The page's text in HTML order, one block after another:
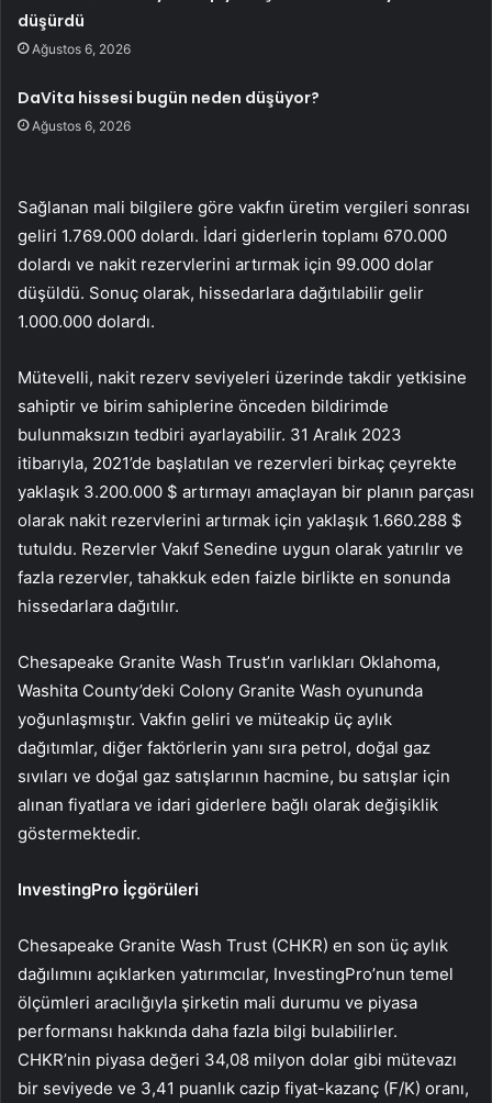
düşürdü
Ağustos 6, 2026
DaVita hissesi bugün neden düşüyor?
Ağustos 6, 2026
Sağlanan mali bilgilere göre vakfın üretim vergileri sonrası
geliri 1.769.000 dolardı. İdari giderlerin toplamı 670.000
dolardı ve nakit rezervlerini artırmak için 99.000 dolar
düşüldü. Sonuç olarak, hissedarlara dağıtılabilir gelir
1.000.000 dolardı.
Mütevelli, nakit rezerv seviyeleri üzerinde takdir yetkisine
sahiptir ve birim sahiplerine önceden bildirimde
bulunmaksızın tedbiri ayarlayabilir. 31 Aralık 2023
itibarıyla, 2021’de başlatılan ve rezervleri birkaç çeyrekte
yaklaşık 3.200.000 $ artırmayı amaçlayan bir planın parçası
olarak nakit rezervlerini artırmak için yaklaşık 1.660.288 $
tutuldu. Rezervler Vakıf Senedine uygun olarak yatırılır ve
fazla rezervler, tahakkuk eden faizle birlikte en sonunda
hissedarlara dağıtılır.
Chesapeake Granite Wash Trust’ın varlıkları Oklahoma,
Washita County’deki Colony Granite Wash oyununda
yoğunlaşmıştır. Vakfın geliri ve müteakip üç aylık
dağıtımlar, diğer faktörlerin yanı sıra petrol, doğal gaz
sıvıları ve doğal gaz satışlarının hacmine, bu satışlar için
alınan fiyatlara ve idari giderlere bağlı olarak değişiklik
göstermektedir.
InvestingPro İçgörüleri
Chesapeake Granite Wash Trust (CHKR) en son üç aylık
dağılımını açıklarken yatırımcılar, InvestingPro’nun temel
ölçümleri aracılığıyla şirketin mali durumu ve piyasa
performansı hakkında daha fazla bilgi bulabilirler.
CHKR’nin piyasa değeri 34,08 milyon dolar gibi mütevazı
bir seviyede ve 3,41 puanlık cazip fiyat-kazanç (F/K) oranı,